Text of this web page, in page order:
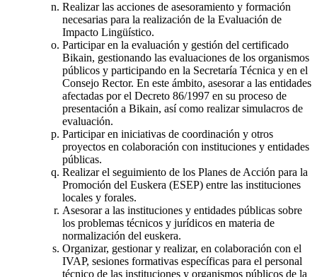
Realizar las acciones de asesoramiento y formación
necesarias para la realización de la Evaluación de
Impacto Lingüístico.
Participar en la evaluación y gestión del certificado
Bikain, gestionando las evaluaciones de los organismos
públicos y participando en la Secretaría Técnica y en el
Consejo Rector. En este ámbito, asesorar a las entidades
afectadas por el Decreto 86/1997 en su proceso de
presentación a Bikain, así como realizar simulacros de
evaluación.
Participar en iniciativas de coordinación y otros
proyectos en colaboración con instituciones y entidades
públicas.
Realizar el seguimiento de los Planes de Acción para la
Promoción del Euskera (ESEP) entre las instituciones
locales y forales.
Asesorar a las instituciones y entidades públicas sobre
los problemas técnicos y jurídicos en materia de
normalización del euskera.
Organizar, gestionar y realizar, en colaboración con el
IVAP, sesiones formativas específicas para el personal
técnico de las instituciones y organismos públicos de la